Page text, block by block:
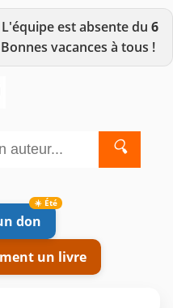
L'équipe est absente du 6
vacances à tous !
🔍
don
un livre